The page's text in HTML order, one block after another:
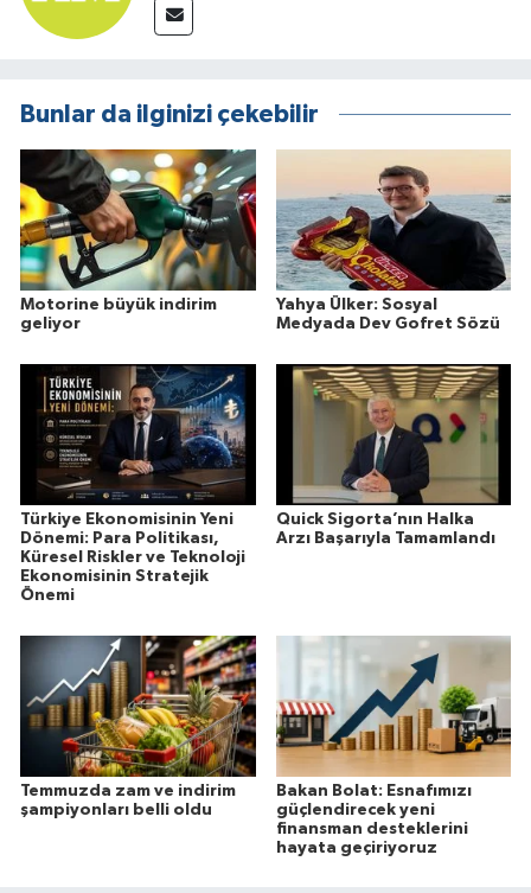
Bunlar da ilginizi çekebilir
Motorine büyük indirim
geliyor
Yahya Ülker: Sosyal
Medyada Dev Gofret Sözü
Türkiye Ekonomisinin Yeni
Dönemi: Para Politikası,
Küresel Riskler ve Teknoloji
Ekonomisinin Stratejik
Önemi
Quick Sigorta’nın Halka
Arzı Başarıyla Tamamlandı
Temmuzda zam ve indirim
şampiyonları belli oldu
Bakan Bolat: Esnafımızı
güçlendirecek yeni
finansman desteklerini
hayata geçiriyoruz